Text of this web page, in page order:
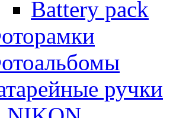
Battery pack
ручки